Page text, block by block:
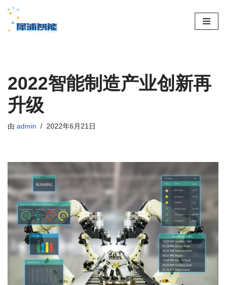
跳
2022智能制造产业创新再
升级
由 admin 2022年6月21日